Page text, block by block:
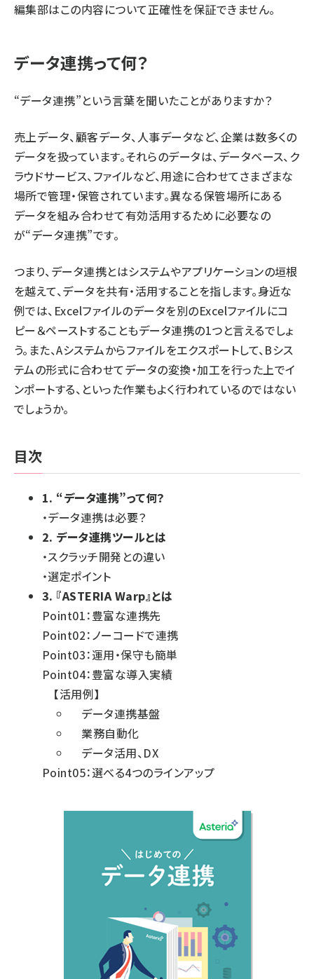
編集部はこの内容について正確性を保証できません。
データ連携って何？
“データ連携”という言葉を聞いたことがありますか？
売上データ、顧客データ、人事データなど、企業は数多くの
データを扱っています。それらのデータは、データベース、ク
ラウドサービス、ファイルなど、用途に合わせてさまざまな
場所で管理・保管されています。異なる保管場所にある
データを組み合わせて有効活用するために必要なの
が“データ連携”です。
つまり、データ連携とはシステムやアプリケーションの垣根
を越えて、データを共有・活用することを指します。身近な
例では、Excelファイルのデータを別のExcelファイルにコ
ピー＆ペーストすることもデータ連携の1つと言えるでしょ
う。また、Aシステムからファイルをエクスポートして、Bシス
テムの形式に合わせてデータの変換・加工を行った上でイ
ンポートする、といった作業もよく行われているのではない
でしょうか。
目次
1. “データ連携”って何？
・データ連携は必要？
2. データ連携ツールとは
・スクラッチ開発との違い
・選定ポイント
3. 『ASTERIA Warp』とは
Point01：豊富な連携先
Point02：ノーコードで連携
Point03：運用・保守も簡単
Point04：豊富な導入実績
【活用例】
データ連携基盤
業務自動化
データ活用、DX
Point05：選べる4つのラインアップ